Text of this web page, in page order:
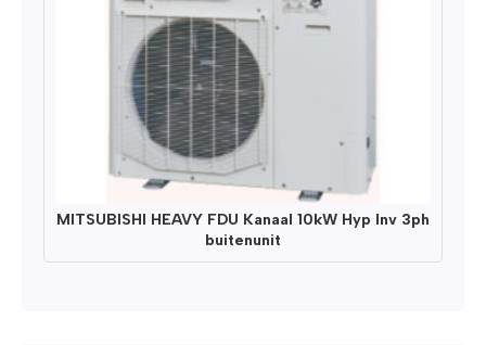
MITSUBISHI HEAVY FDU Kanaal 10kW Hyp Inv 3ph
buitenunit